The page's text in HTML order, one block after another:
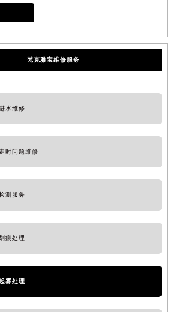
梵克雅宝维修服务
水维修
时问题维修
测服务
痕处理
雾处理